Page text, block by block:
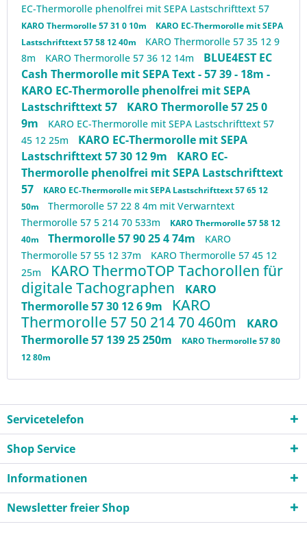
EC-Thermorolle phenolfrei mit SEPA Lastschrifttext 57
KARO Thermorolle 57 31 0 10m
KARO EC-Thermorolle mit SEPA
Lastschrifttext 57 58 12 40m
KARO Thermorolle 57 35 12 9
8m
KARO Thermorolle 57 36 12 14m
BLUE4EST EC
Cash Thermorolle mit SEPA Text - 57 39 - 18m -
KARO EC-Thermorolle phenolfrei mit SEPA
Lastschrifttext 57
KARO Thermorolle 57 25 0
9m
KARO EC-Thermorolle mit SEPA Lastschrifttext 57
45 12 25m
KARO EC-Thermorolle mit SEPA
Lastschrifttext 57 30 12 9m
KARO EC-
Thermorolle phenolfrei mit SEPA Lastschrifttext
57
KARO EC-Thermorolle mit SEPA Lastschrifttext 57 65 12
50m
Thermorolle 57 22 8 4m mit Verwarntext
Thermorolle 57 5 214 70 533m
KARO Thermorolle 57 58 12
40m
Thermorolle 57 90 25 4 74m
KARO
Thermorolle 57 55 12 37m
KARO Thermorolle 57 45 12
25m
KARO ThermoTOP Tachorollen für
digitale Tachographen
KARO
Thermorolle 57 30 12 6 9m
KARO
Thermorolle 57 50 214 70 460m
KARO
Thermorolle 57 139 25 250m
KARO Thermorolle 57 80
12 80m
Servicetelefon
Shop Service
Informationen
Newsletter freier Shop